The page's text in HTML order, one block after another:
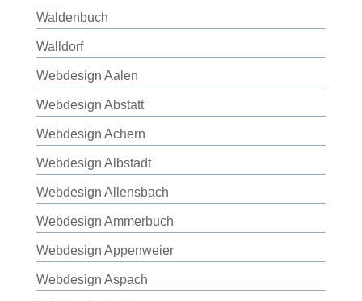
Waldenbuch
Walldorf
Webdesign Aalen
Webdesign Abstatt
Webdesign Achern
Webdesign Albstadt
Webdesign Allensbach
Webdesign Ammerbuch
Webdesign Appenweier
Webdesign Aspach